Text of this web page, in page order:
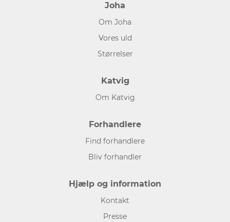
Joha
Om Joha
Vores uld
Størrelser
Katvig
Om Katvig
Forhandlere
Find forhandlere
Bliv forhandler
Hjælp og information
Kontakt
Presse